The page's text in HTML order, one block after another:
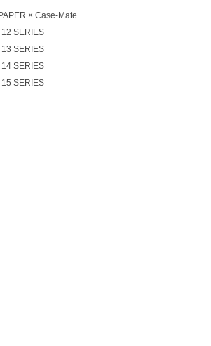
× Case-Mate
SERIES
SERIES
SERIES
SERIES